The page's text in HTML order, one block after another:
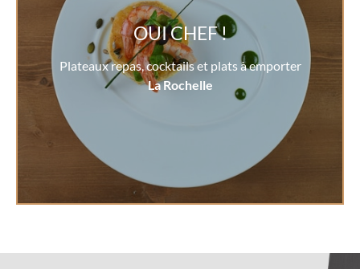
OUI CHEF !
Plateaux repas, cocktails et plats à emporter
La Rochelle